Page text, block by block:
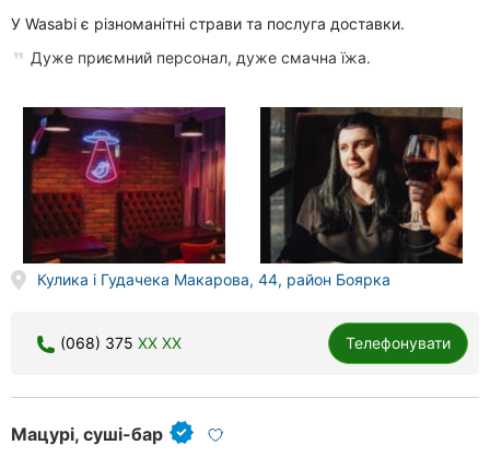
Харків
Запоріжжя
Дніпро
Львів
Кривий
Ріг
Миколаїв
У Wasabi є різноманітні страви та послуга доставки.
Дуже приємний персонал, дуже смачна їжа.
Кулика і Гудачека Макарова, 44, район Боярка
(068) 375 XX XX Телефонувати
Мацурі, суші-бар